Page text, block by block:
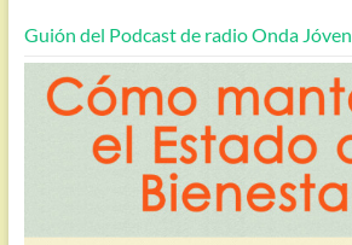
Guión del Podcast de radio Onda Jóven